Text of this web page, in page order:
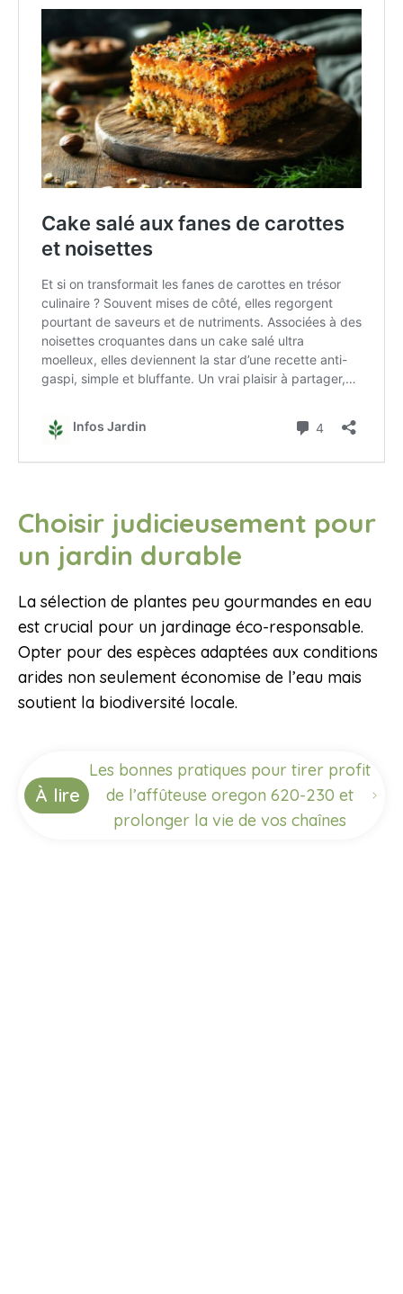
Choisir judicieusement pour
un jardin durable
La sélection de plantes peu gourmandes en eau
est crucial pour un jardinage éco-responsable.
Opter pour des espèces adaptées aux conditions
arides non seulement économise de l’eau mais
soutient la biodiversité locale.
À lire
Les bonnes pratiques pour tirer profit
de l’affûteuse oregon 620-230 et
prolonger la vie de vos chaînes